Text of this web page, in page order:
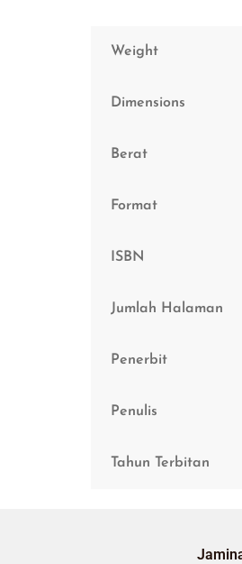
Weight
Dimensions
Berat
Format
ISBN
Jumlah Halaman
Penerbit
Penulis
Tahun Terbitan